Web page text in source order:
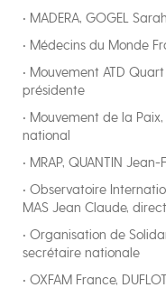
• MADERA, GOGEL
• Médecins du Monde
• Mouvement ATD
présidente
• Mouvement de la
national
• MRAP, QUANTIN
• Observatoire
MAS Jean Claude,
• Organisation de
secrétaire nationale
• OXFAM France,